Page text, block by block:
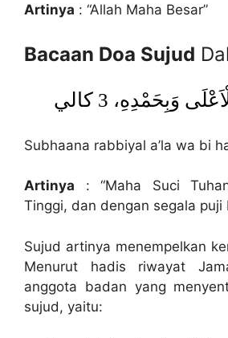
Artinya : “Allah Maha Besar”
Bacaan Doa Sujud
وَبِحَمْدِهِ، 3 كالي
Subhaana rabbiyal a’la wa bi
Artinya : “Maha Suci
Tinggi, dan dengan segala puji
Sujud artinya menempelkan
Menurut hadis riwayat
anggota badan yang
sujud, yaitu: